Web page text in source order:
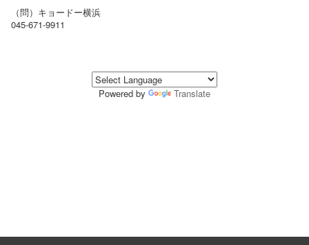
（問）キョードー横浜
045-671-9911
Powered by Translate